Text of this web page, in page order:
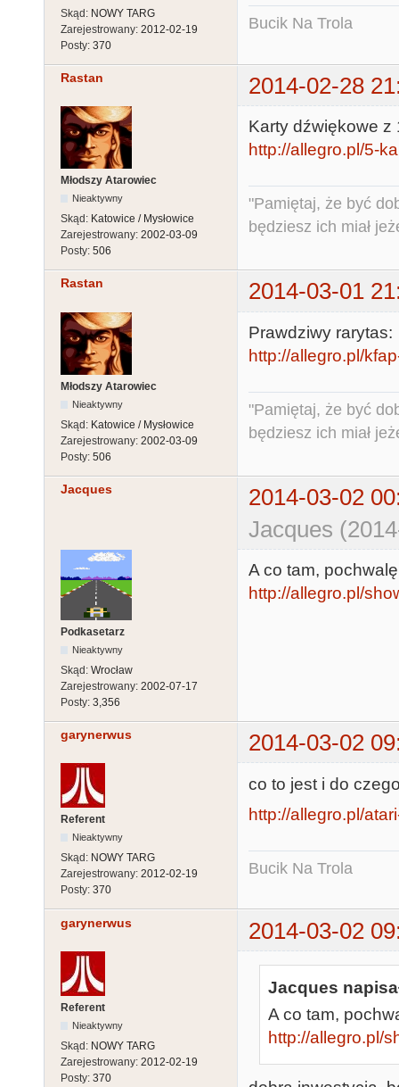
Skąd: NOWY TARG
Zarejestrowany: 2012-02-19
Posty: 370
Bucik Na Trola
Rastan 2014-02-28
Młodszy Atarowiec
Nieaktywny
Skąd: Katowice / Mysłowice
Zarejestrowany: 2002-03-09
Posty: 506
Karty dźwiękowe z
http://allegro.pl/5-
"Pamiętaj, że być
będziesz ich miał
Rastan 2014-03-01
Młodszy Atarowiec
Nieaktywny
Skąd: Katowice / Mysłowice
Zarejestrowany: 2002-03-09
Posty: 506
Prawdziwy rarytas:
http://allegro.pl/
"Pamiętaj, że być
będziesz ich miał
Jacques
2014-03-02
Jacques
Podkasetarz
Nieaktywny
Skąd: Wrocław
Zarejestrowany: 2002-07-17
Posty: 3,356
A co tam,
http://allegro.pl/
garynerwus 2014-03-02
Referent
Nieaktywny
Skąd: NOWY TARG
Zarejestrowany: 2012-02-19
Posty: 370
co to jest i do
http://allegro.pl/
Bucik Na Trola
garynerwus 2014-03-02
Referent
Nieaktywny
Skąd: NOWY TARG
Zarejestrowany: 2012-02-19
Posty: 370
Jacques
A co tam,
http://allegro.pl/